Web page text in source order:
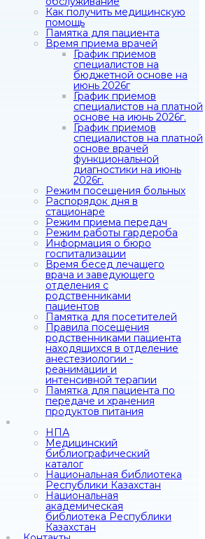
Как получить медицинскую
помощь
Памятка для пациента
Время приема врачей
График приемов
специалистов на
бюджетной основе на
июнь 2026г
График приемов
специалистов на платной
основе на июнь 2026г.
График приемов
специалистов на платной
основе врачей
функциональной
диагностики на июнь
2026г.
Режим посещения больных
Распорядок дня в
стационаре
Режим приема передач
Режим работы гардероба
Информация о бюро
госпитализации
Время бесед лечащего
врача и заведующего
отделения с
родственниками
пациентов
Памятка для посетителей
Правила посещения
родственниками пациента
находящихся в отделение
анестезиологии -
реанимации и
интенсивной терапии
Памятка для пациента по
передаче и хранения
продуктов питания
НПА
Медицинский
библиографический
каталог
Национальная библиотека
Республики Казахстан
Национальная
академическая
библиотека Республики
Казахстан